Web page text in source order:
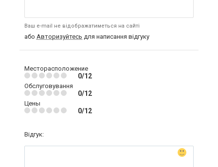
Ваш e-mail не відображатиметься на сайті
або Авторизуйтесь для написання відгуку
Месторасположение
0/12
Обслуговування
0/12
Цены
0/12
Відгук: